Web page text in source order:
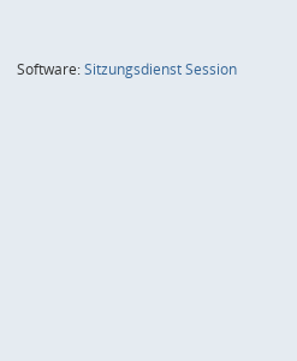
Software:SitzungsdienstSession(Wird in